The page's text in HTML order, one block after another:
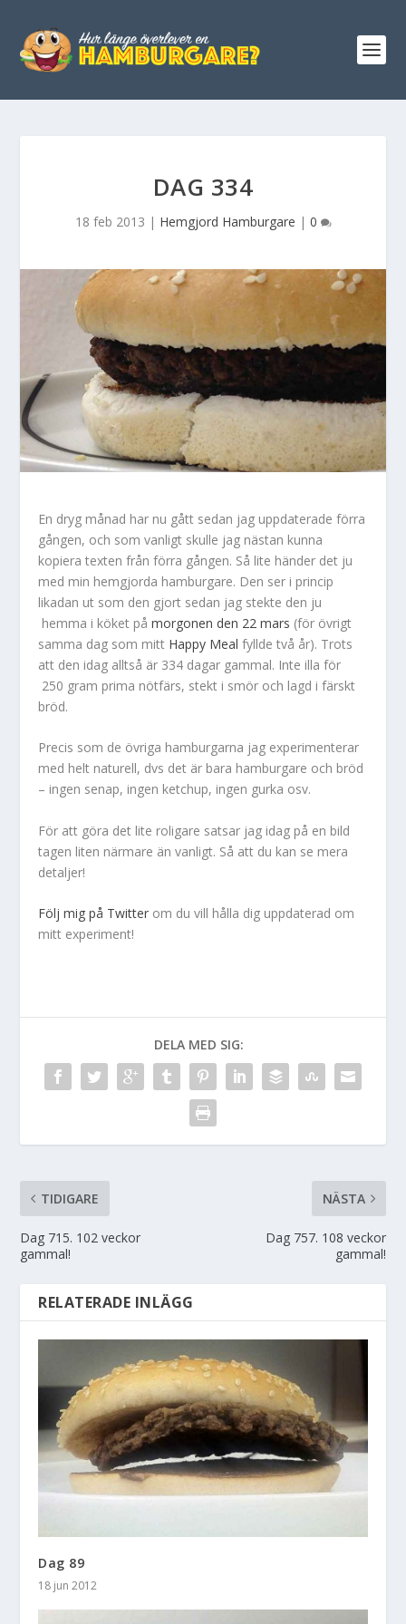
DAG 334
18 feb 2013 | Hemgjord Hamburgare | 0
En dryg månad har nu gått sedan jag uppdaterade förra
gången, och som vanligt skulle jag nästan kunna
kopiera texten från förra gången. Så lite händer det ju
med min hemgjorda hamburgare. Den ser i princip
likadan ut som den gjort sedan jag stekte den ju
hemma i köket påmorgonen den 22 mars (för övrigt
samma dag som mitt Happy Meal fyllde två år). Trots
att den idag alltså är 334 dagar gammal. Inte illa för
250 gram prima nötfärs, stekt i smör och lagd i färskt
bröd.
Precis som de övriga hamburgarna jag experimenterar
med helt naturell, dvs det är bara hamburgare och bröd
– ingen senap, ingen ketchup, ingen gurka osv.
För att göra det lite roligare satsar jag idag på en bild
tagen liten närmare än vanligt. Så att du kan se mera
detaljer!
Följ mig på Twitter om du vill hålla dig uppdaterad om
mitt experiment!
DELA MED SIG:
TIDIGARE
Dag 715. 102 veckor
gammal!
NÄSTA
Dag 757. 108 veckor
gammal!
RELATERADE INLÄGG
Dag 89
18 jun 2012